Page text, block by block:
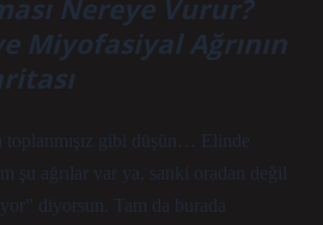
Nereye Vurur?
Miyofasiyal Ağrının
toplanmışız gibi düşün… Elinde
şu ağrılar var ya, sanki oradan değil
diyorsun. Tam da burada